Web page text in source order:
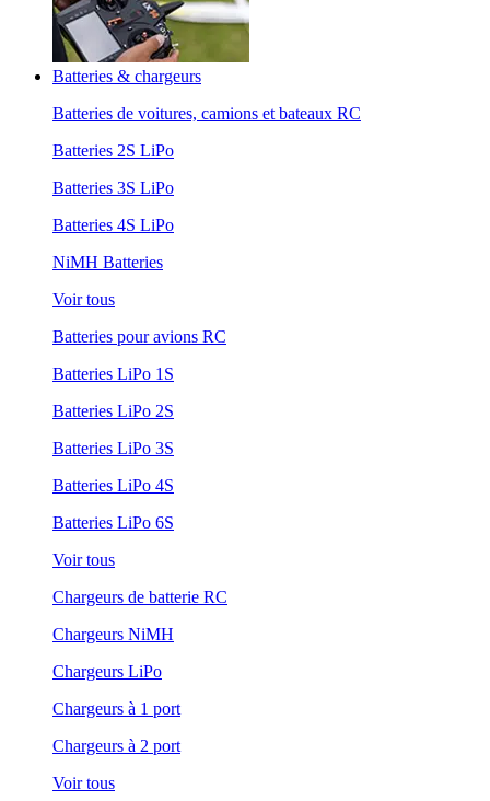
Batteries & chargeurs
Batteries de voitures, camions et bateaux RC
Batteries 2S LiPo
Batteries 3S LiPo
Batteries 4S LiPo
NiMH Batteries
Voir tous
Batteries pour avions RC
Batteries LiPo 1S
Batteries LiPo 2S
Batteries LiPo 3S
Batteries LiPo 4S
Batteries LiPo 6S
Voir tous
Chargeurs de batterie RC
Chargeurs NiMH
Chargeurs LiPo
Chargeurs à 1 port
Chargeurs à 2 port
Voir tous